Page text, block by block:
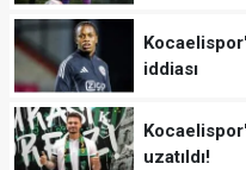
iddiası
uzatıldı!